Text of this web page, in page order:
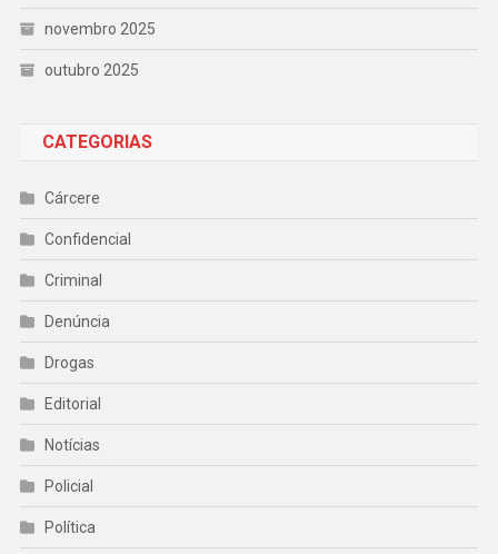
novembro 2025
outubro 2025
CATEGORIAS
Cárcere
Confidencial
Criminal
Denúncia
Drogas
Editorial
Notícias
Policial
Política